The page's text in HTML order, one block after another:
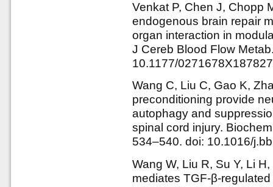
Venkat P, Chen J, Chopp
endogenous brain repair
organ interaction in
J Cereb Blood Flow
10.1177/
Wang C, Liu C, Gao K,
preconditioning provide
autophagy and
spinal cord injury.
534–540. doi: 10.1016/
Wang W, Liu R, Su Y, Li
mediates TGF-β-